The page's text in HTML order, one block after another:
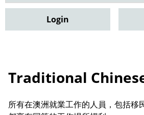
Login
Traditional
所有在澳洲就業工作的人員，包括移